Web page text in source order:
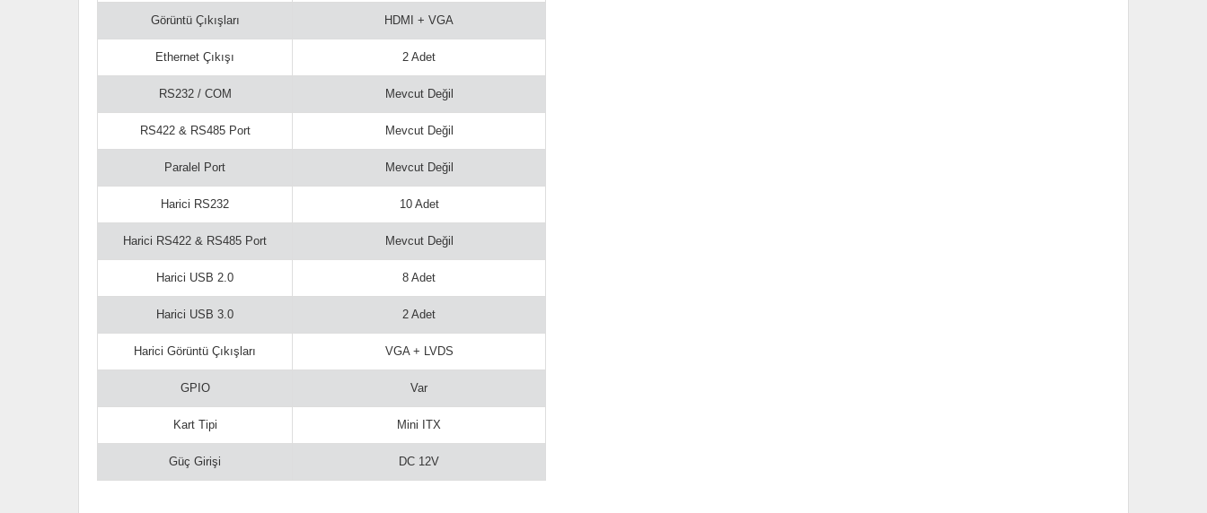
Görüntü Çıkışları HDMI + VGA
Ethernet Çıkışı 2 Adet
RS232 / COM Mevcut Değil
RS422 & RS485 Port Mevcut Değil
Paralel Port Mevcut Değil
Harici RS232 10 Adet
Harici RS422 & RS485 Port Mevcut Değil
Harici USB 2.0 8 Adet
Harici USB 3.0 2 Adet
Harici Görüntü Çıkışları VGA + LVDS
GPIO Var
Kart Tipi Mini ITX
Güç Girişi DC 12V